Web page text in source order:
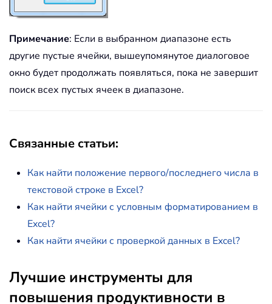
Примечание: Если в выбранном диапазоне есть
другие пустые ячейки, вышеупомянутое диалоговое
окно будет продолжать появляться, пока не завершит
поиск всех пустых ячеек в диапазоне.
Связанные статьи:
Как найти положение первого/последнего числа в
текстовой строке в Excel?
Как найти ячейки с условным форматированием в
Excel?
Как найти ячейки с проверкой данных в Excel?
Лучшие инструменты для
повышения продуктивности в